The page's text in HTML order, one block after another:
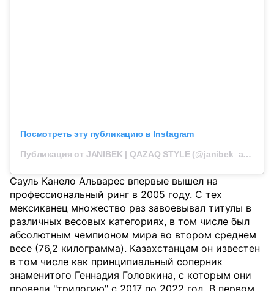
Посмотреть эту публикацию в Instagram
Публикация от JANIBEK | QAZAQ STYLE (@janibek_alimkhanuly)
Сауль Канело Альварес впервые вышел на
профессиональный ринг в 2005 году. С тех
мексиканец множество раз завоевывал титулы в
различных весовых категориях, в том числе был
абсолютным чемпионом мира во втором среднем
весе (76,2 килограмма). Казахстанцам он известен
в том числе как принципиальный соперник
знаменитого Геннадия Головкина, с которым они